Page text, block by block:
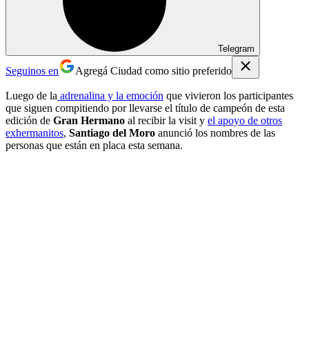
Telegram
Seguinos en Agregá Ciudad como sitio preferido
Luego de la adrenalina y la emoción que vivieron los participantes
que siguen compitiendo por llevarse el título de campeón de esta
edición de Gran Hermano al recibir la visit y el apoyo de otros
exhermanitos, Santiago del Moro anunció los nombres de las
personas que están en placa esta semana.